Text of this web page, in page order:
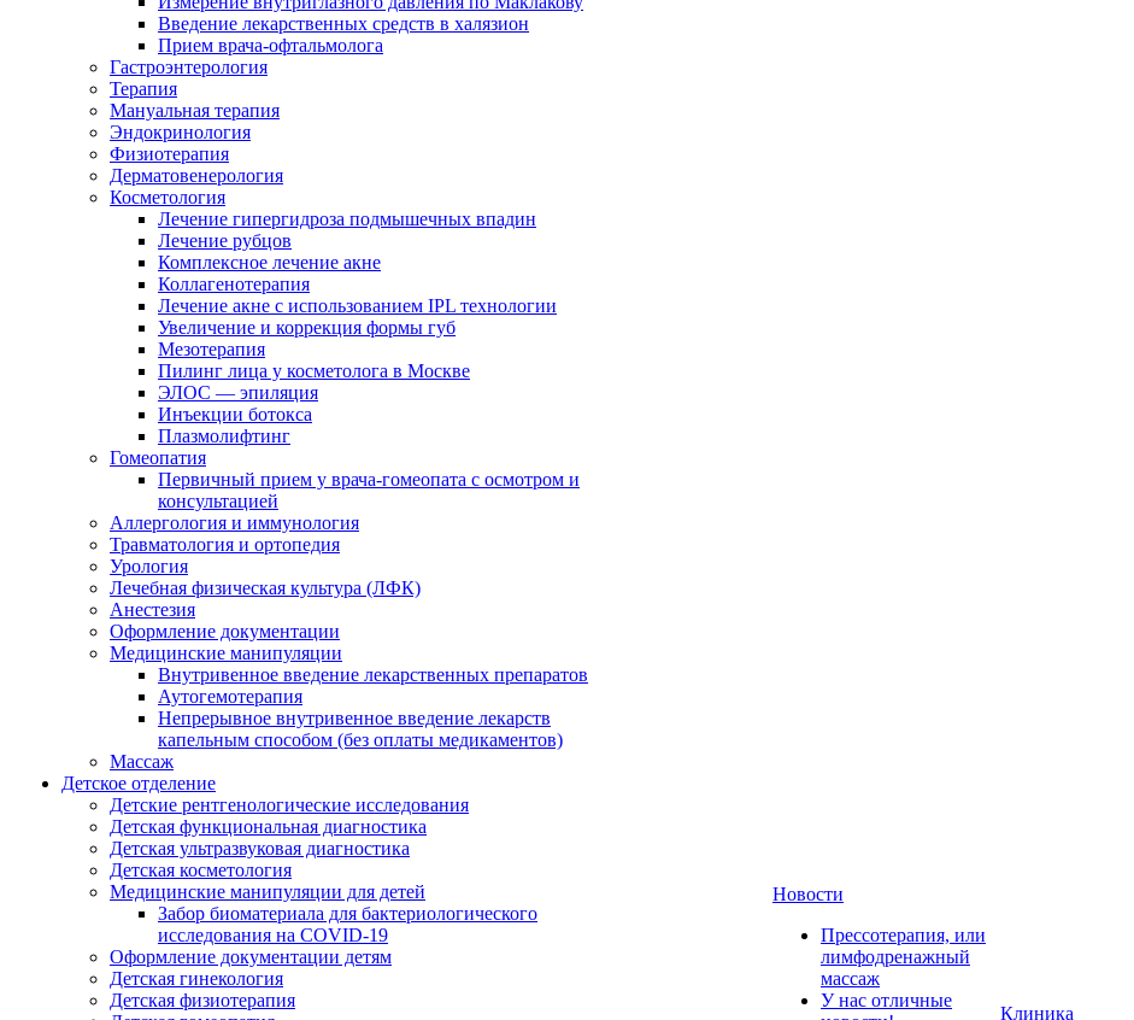
Введение лекарственных средств в халязион
Прием врача-офтальмолога
Гастроэнтерология
Терапия
Мануальная терапия
Эндокринология
Физиотерапия
Дерматовенерология
Косметология
Лечение гипергидроза подмышечных впадин
Лечение рубцов
Комплексное лечение акне
Коллагенотерапия
Лечение акне с использованием IPL технологии
Увеличение и коррекция формы губ
Мезотерапия
Пилинг лица у косметолога в Москве
ЭЛОС — эпиляция
Инъекции ботокса
Плазмолифтинг
Гомеопатия
Первичный прием у врача-гомеопата с осмотром и
консультацией
Аллергология и иммунология
Травматология и ортопедия
Урология
Лечебная физическая культура (ЛФК)
Анестезия
Оформление документации
Медицинские манипуляции
Внутривенное введение лекарственных препаратов
Аутогемотерапия
Непрерывное внутривенное введение лекарств
капельным способом (без оплаты медикаментов)
Массаж
Детское отделение
Детские рентгенологические исследования
Детская функциональная диагностика
Детская ультразвуковая диагностика
Детская косметология
Медицинские манипуляции для детей
Забор биоматериала для бактериологического
исследования на COVID-19
Оформление документации детям
Детская гинекология
Детская физиотерапия
Новости
Прессотерапия, или
лимфодренажный
массаж
У нас отличные
Клиника